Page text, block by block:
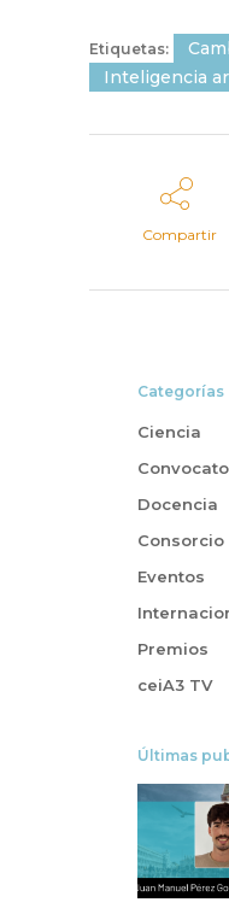
Etiquetas:
Inteligencia
Compartir
Categorías
Ciencia
Docencia
Consorcio
Eventos
Premios
ceiA3 TV
Últimas